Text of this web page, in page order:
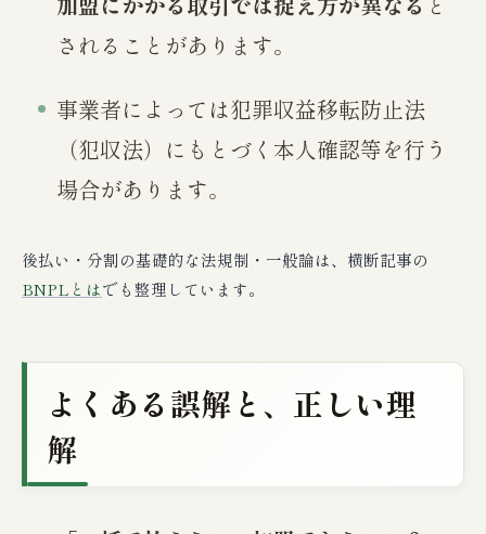
されることがあります。
事業者によっては犯罪収益移転防止法
（犯収法）にもとづく本人確認等を行う
場合があります。
後払い・分割の基礎的な法規制・一般論は、横断記事の
BNPLとはでも整理しています。
よくある誤解と、正しい理
解